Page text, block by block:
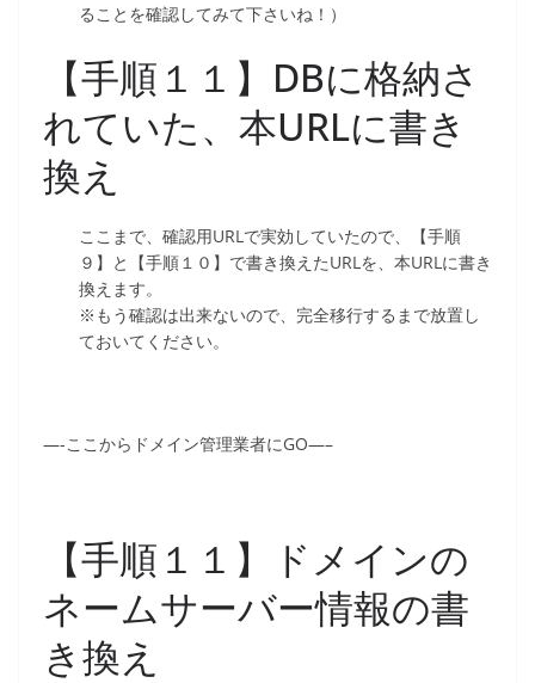
ることを確認してみて下さいね！）
【手順１１】DBに格納さ
れていた、本URLに書き
換え
ここまで、確認用URLで実効していたので、【手順
９】と【手順１０】で書き換えたURLを、本URLに書き
換えます。
※もう確認は出来ないので、完全移行するまで放置し
ておいてください。
—-ここからドメイン管理業者にGO—–
【手順１１】ドメインの
ネームサーバー情報の書
き換え